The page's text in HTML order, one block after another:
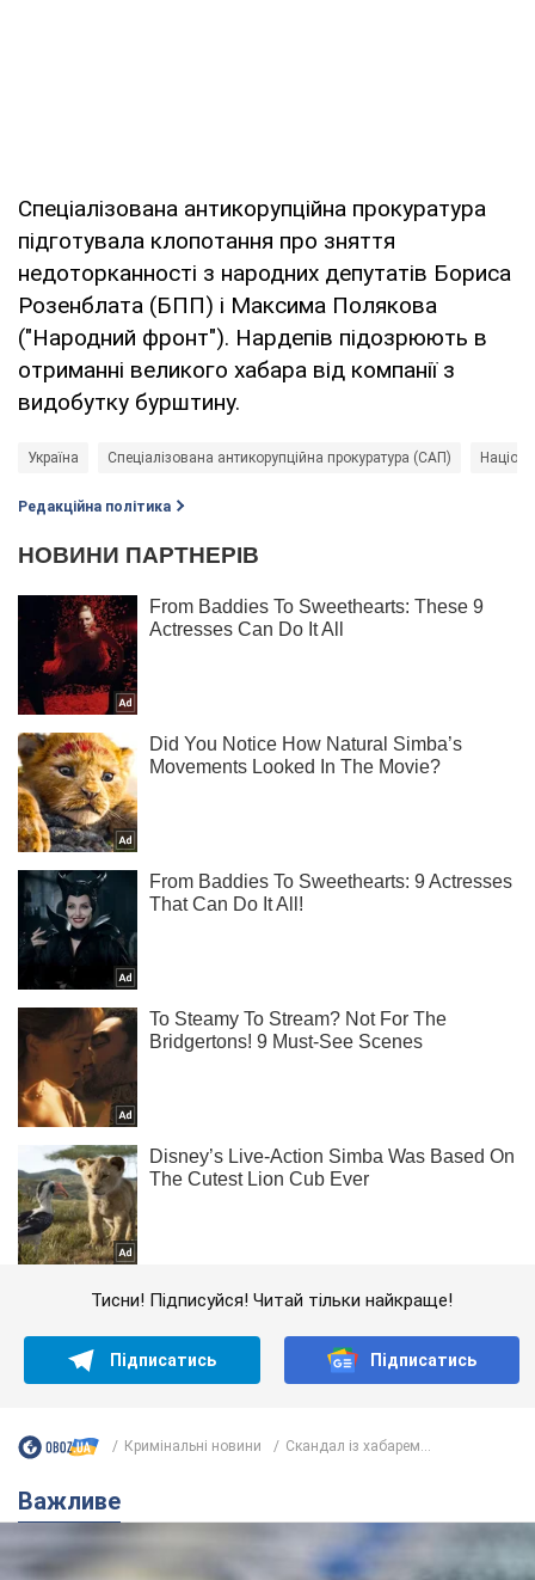
Спеціалізована антикорупційна прокуратура
підготувала клопотання про зняття
недоторканності з народних депутатів Бориса
Розенблата (БПП) і Максима Полякова
("Народний фронт"). Нардепів підозрюють в
отриманні великого хабара від компанії з
видобутку бурштину.
Україна Спеціалізована антикорупційна прокуратура (САП)
Редакційна політика
Тисни! Підписуйся! Читай тільки найкраще!
Підписатись Підписатись
Кримінальні новини Скандал із хабарем...
Важливе